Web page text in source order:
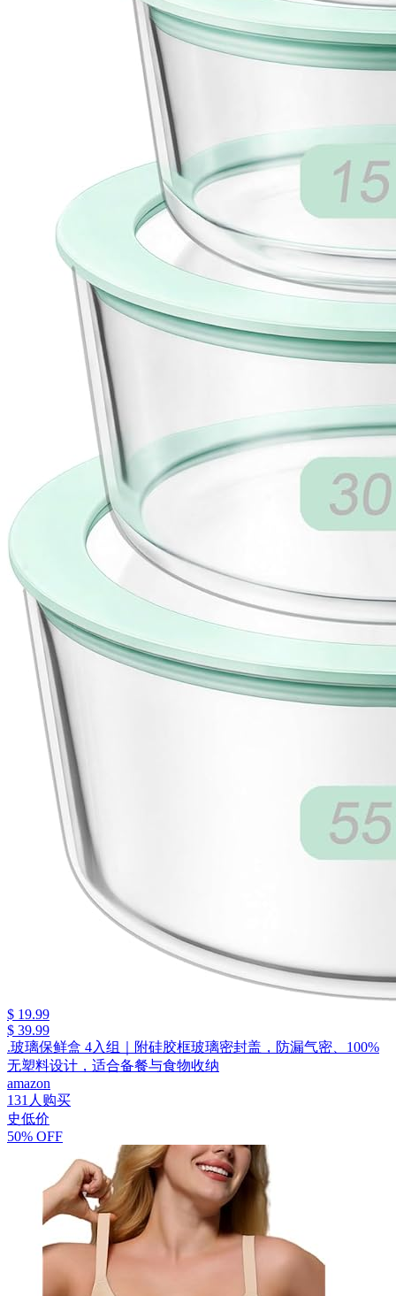
$ 19.99
$ 39.99
.玻璃保鲜盒 4入组｜附硅胶框玻璃密封盖，防漏气密、100%
无塑料设计，适合备餐与食物收纳
amazon
131人购买
史低价
50% OFF